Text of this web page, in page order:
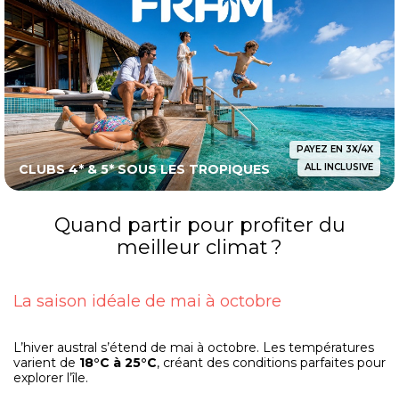
CLUBS 4* & 5* SOUS LES TROPIQUES
PAYEZ EN 3X/4X
ALL INCLUSIVE
Quand partir pour profiter du
meilleur climat ?
La saison idéale de mai à octobre
L’hiver austral s’étend de mai à octobre. Les températures
varient de 18°C à 25°C, créant des conditions parfaites pour
explorer l’île.